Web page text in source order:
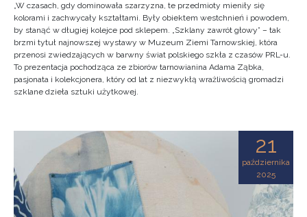
„W czasach, gdy dominowała szarzyzna, te przedmioty mieniły się
kolorami i zachwycały kształtami. Były obiektem westchnień i powodem,
by stanąć w długiej kolejce pod sklepem. „Szklany zawrót głowy” – tak
brzmi tytuł najnowszej wystawy w Muzeum Ziemi Tarnowskiej, która
przenosi zwiedzających w barwny świat polskiego szkła z czasów PRL-u.
To prezentacja pochodząca ze zbiorów tarnowianina Adama Ząbka,
pasjonata i kolekcjonera, który od lat z niezwykłą wrażliwością gromadzi
szklane dzieła sztuki użytkowej.
21
października
2025